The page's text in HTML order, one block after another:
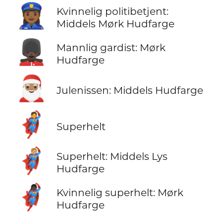
👮🏾‍♀️
Kvinnelig politibetjent:
Middels Mørk Hudfarge
💂🏿‍♂️
Mannlig gardist: Mørk
Hudfarge
🎅🏽 Julenissen: Middels Hudfarge
🦸 Superhelt
🦸🏼
Superhelt: Middels Lys
Hudfarge
🦸🏿‍♀️
Kvinnelig superhelt: Mørk
Hudfarge